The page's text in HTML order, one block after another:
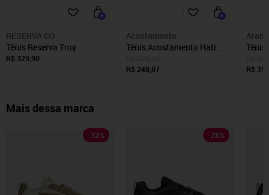
RESERVA GO
Tênis Reserva Troy
Masculino Branco
R$ 329,90
Acostamento
Tênis Acostamento Hati
R$ 248,07
Tênis
R$
Mais dessa marca
-32% -28%